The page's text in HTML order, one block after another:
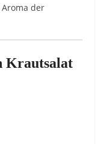
Aromader
Krautsalat